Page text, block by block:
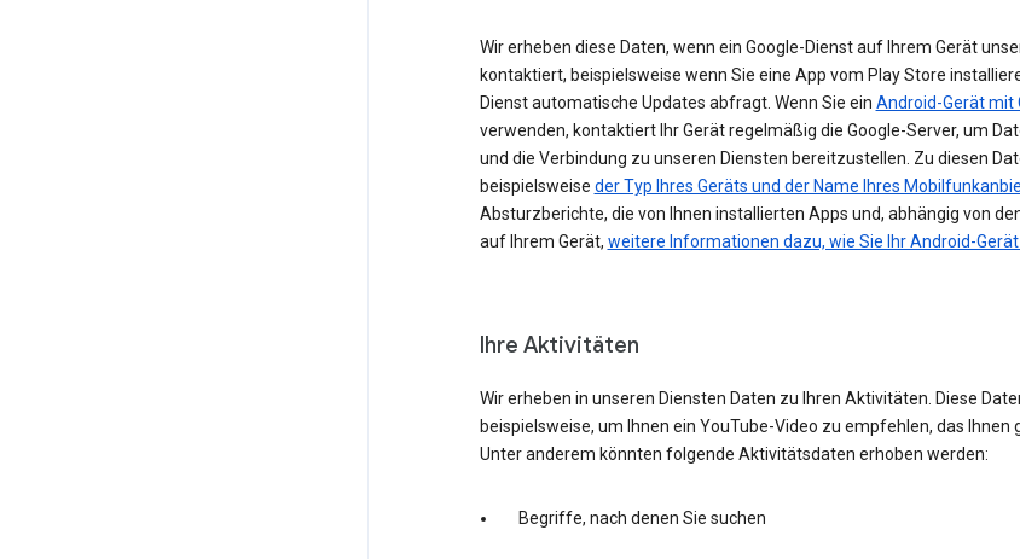
Wir erheben diese Daten, wenn ein Google-Dienst auf Ihrem Gerät
kontaktiert, beispielsweise wenn Sie eine App vom Play Store
Dienst automatische Updates abfragt. Wenn Sie ein Android-Gerät mit
verwenden, kontaktiert Ihr Gerät regelmäßig die Google-Server, um
und die Verbindung zu unseren Diensten bereitzustellen. Zu diesen
beispielsweise der Typ Ihres Geräts und der Name Ihres
Absturzberichte, die von Ihnen installierten Apps und, abhängig von
auf Ihrem Gerät, weitere Informationen dazu, wie Sie Ihr Android-
Ihre Aktivitäten
Wir erheben in unseren Diensten Daten zu Ihren Aktivitäten. Diese
beispielsweise, um Ihnen ein YouTube-Video zu empfehlen, das Ihnen
Unter anderem könnten folgende Aktivitätsdaten erhoben werden:
Begriffe, nach denen Sie suchen